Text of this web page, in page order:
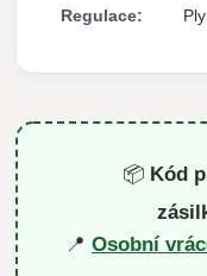
Regulace:
📦 Kód
📍 Osobní